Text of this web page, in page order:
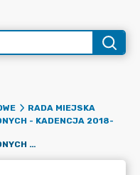
RADA MIEJSKA
- KADENCJA 2018-
IMIENNY WYKAZ GŁOSOWANIA RADNYCH NA LXIX SESJI RADY MIEJSKIEJ W DNIU 30.03.2023 R.